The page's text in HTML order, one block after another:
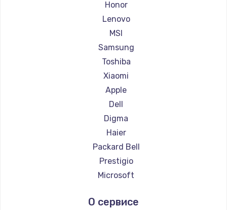
Ремонт ноутбуков Getac
Ремонт ноутбуков Epson
Ремонт ноутбуков Philips
Ремонт ноутбуков LG
Ремонт ноутбуков Panasonic
Ремонт ноутбуков Irbis
Ремонт ноутбуков Thunderobot
Ремонт ноутбуков Hasee
Ремонт ноутбуков ZTE
Ремонт ноутбуков Hiper
Ремонт ноутбуков Evga
Ремонт ноутбуков Google
Ремонт ноутбуков Echips
Ремонт ноутбуков Predator
Honor
Lenovo
MSI
Samsung
Toshiba
Xiaomi
Apple
Dell
Digma
Haier
Packard Bell
Prestigio
Microsoft
Aquarius
О сервисе